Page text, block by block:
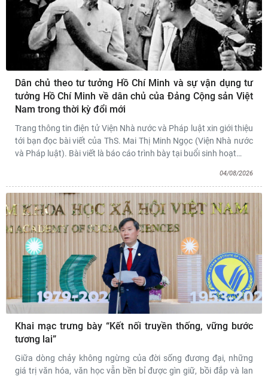
Dân chủ theo tư tưởng Hồ Chí Minh và sự vận dụng tư
tưởng Hồ Chí Minh về dân chủ của Đảng Cộng sản Việt
Nam trong thời kỳ đổi mới
Trang thông tin điện tử Viện Nhà nước và Pháp luật xin giới thiệu
tới bạn đọc bài viết của ThS. Mai Thị Minh Ngọc (Viện Nhà nước
và Pháp luật). Bài viết là báo cáo trình bày tại buổi sinh hoạt…
04/08/2026
Khai mạc trưng bày “Kết nối truyền thống, vững bước
tương lai”
Giữa dòng chảy không ngừng của đời sống đương đại, những
giá trị văn hóa, văn học vẫn bền bỉ được gìn giữ, bồi đắp và lan